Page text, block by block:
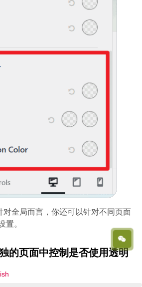
对全局而言，你还可以针对不同页面
置。
的页面中控制是否使用透明